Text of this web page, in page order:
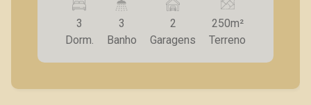
direito alto; - Cozinha integrada a área gourmet; -
Lavanderia; - Piscina; - 02 vagas de garagem
cobertas. A Piramid tem como objetivo atender
seus clientes com agilidade e segurança, em
mesmo nos principais lançamentos da cidade
3
Dorm.
3
Banho
2
Garagens
250m²
Terreno